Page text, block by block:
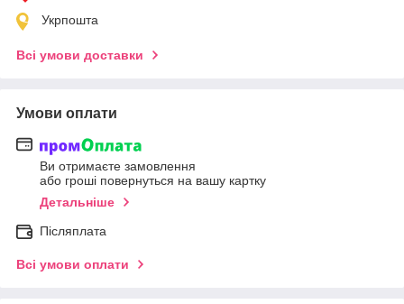
Укрпошта
Всі умови доставки
Умови оплати
Ви отримаєте замовлення
або гроші повернуться на вашу картку
Детальніше
Післяплата
Всі умови оплати